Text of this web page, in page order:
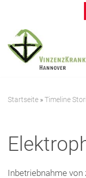
springen
Besucher
Karriere
Startseite »Timeline
Inbetriebnahme